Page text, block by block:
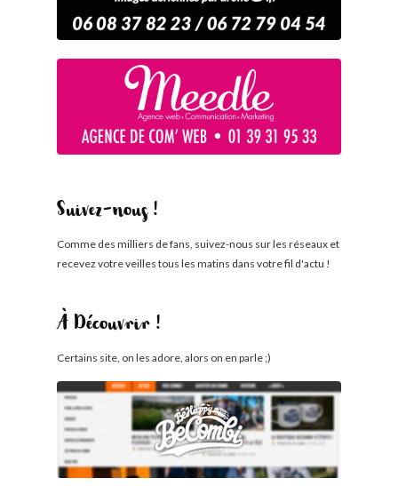
Suivez-nous !
Comme des milliers de fans, suivez-nous sur les réseaux et
recevez votre veilles tous les matins dans votre fil d'actu !
À Découvrir !
Certains site, on les adore, alors on en parle ;)